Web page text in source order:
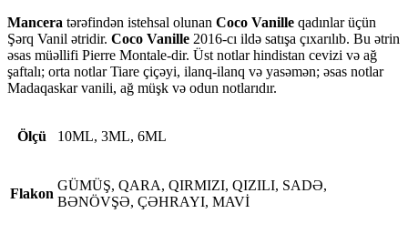
Mancera tərəfindən istehsal olunan Coco Vanille qadınlar üçün
Şərq Vanil ətridir. Coco Vanille 2016-cı ildə satışa çıxarılıb. Bu ətrin
əsas müəllifi Pierre Montale-dir. Üst notlar hindistan cevizi və ağ
şaftalı; orta notlar Tiare çiçəyi, ilanq-ilanq və yasəmən; əsas notlar
Madaqaskar vanili, ağ müşk və odun notlarıdır.
Ölçü 10ML, 3ML, 6ML
Flakon
GÜMÜŞ, QARA, QIRMIZI, QIZILI, SADƏ,
BƏNÖVŞƏ, ÇƏHRAYI, MAVİ